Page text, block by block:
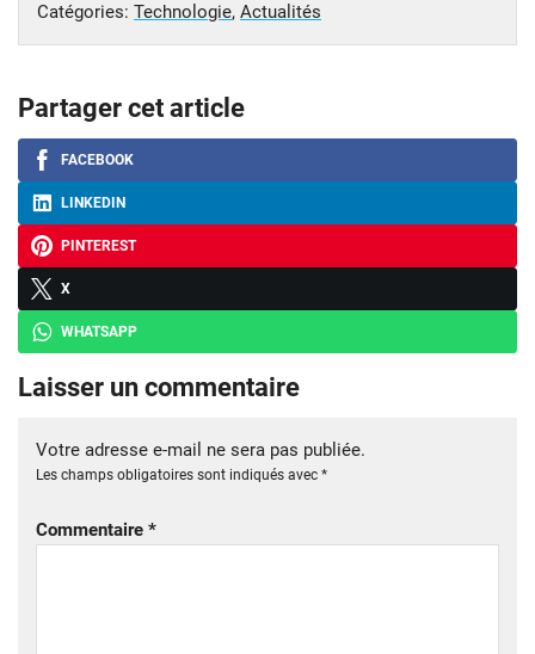
Catégories: Technologie, Actualités
Partager cet article
FACEBOOK
LINKEDIN
PINTEREST
X
WHATSAPP
Laisser un commentaire
Votre adresse e-mail ne sera pas publiée.
Les champs obligatoires sont indiqués avec *
Commentaire *